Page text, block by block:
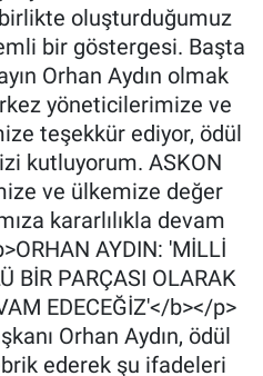
oluşturduğumuz
bir göstergesi. Başta
Orhan Aydın olmak
yöneticilerimize ve
teşekkür ediyor, ödül
kutluyorum. ASKON
ve ülkemize değer
kararlılıkla devam
AYDIN: 'MİLLİ
BİR PARÇASI OLARAK
EDECEĞİZ'</b></p>
Orhan Aydın, ödül
ederek şu ifadeleri